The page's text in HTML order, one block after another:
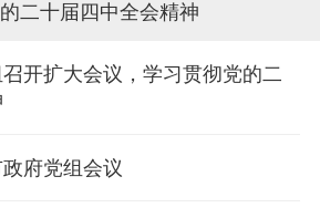
二十届四中全会精神
开扩大会议，学习贯彻党的二
府党组会议